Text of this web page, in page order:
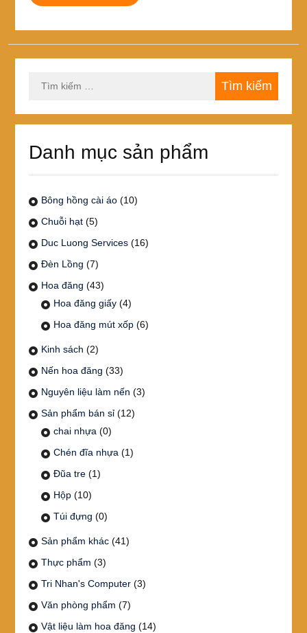
kiếm
Danh mục sản phẩm
Bông hồng cài áo (10)
Chuỗi hạt (5)
Duc Luong Services (16)
Đèn Lồng (7)
Hoa đăng (43)
Hoa đăng giấy (4)
Hoa đăng mút xốp (6)
Kinh sách (2)
Nến hoa đăng (33)
Nguyên liệu làm nến (3)
Sản phẩm bán sỉ (12)
chai nhựa (0)
Chén đĩa nhựa (1)
Đũa tre (1)
Hộp (10)
Túi đựng (0)
Sản phẩm khác (41)
Thực phẩm (3)
Tri Nhan's Computer (3)
Văn phòng phẩm (7)
Vật liệu làm hoa đăng (14)